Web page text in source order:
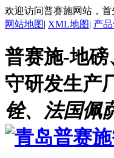
欢迎访问普赛施网站，首
网站地图| XML地图| 产
普赛施-地
守研发生产
铨、法国佩